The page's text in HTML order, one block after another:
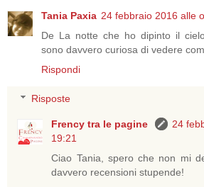
Tania Paxia 24 febbraio 2016 alle
De La notte che ho dipinto il
sono davvero curiosa di vedere
Rispondi
Risposte
Frency tra le pagine
24
19:21
Ciao Tania, spero che non mi
davvero recensioni stupende!